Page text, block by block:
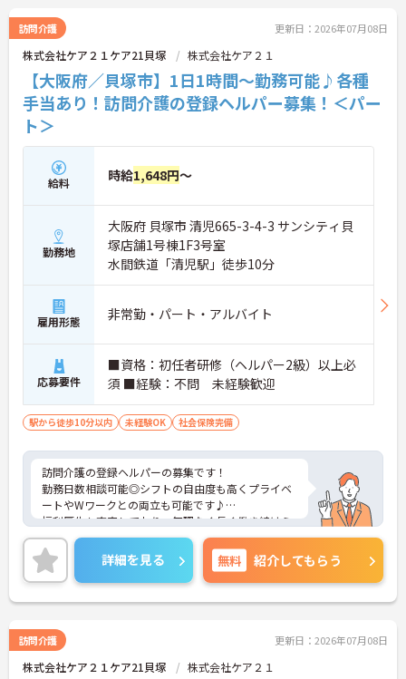
報共有が行われており、一人での訪問時も即座にチ
ームへ相談できる万全のバックアップ体制が敷かれ
ています。給与面では、固定給と成果給からライフ
スタイルに合わせて選択が可能です。資格取得支援
を活用した管理職へのキャリアパスも明確であり、
有資格者の皆様が安心して長期的に専門性を高めて
いける環境です。
◆兵庫・大阪の関西と東京を中心に在宅介護に特化
した事業所を展開！ケアマネジャー、訪問介護員、
看護師、セラピスト、福祉用具専門相談員等の専門
職が連携をしてチームケアを提供しています。
◆正社員比率は9割以上、20代のスタッフを中心に5
0代までの幅広い年代が活躍されています。
◆ITを活用して業務効率化を図っています。
◆介護、看護、リハビリ等の専門職がチームとして
連携。一人での訪問時もチャットツールで即座に相
談できるほか、全車にドライブレコーダーを完備す
◆ライフスタイルに合わせて固定給と成果給から選
択が可能。資格取得支援を活用した管理職へのステ
ップアップなどキャリアパスも明確で、有資格者と
す。
訪問介護 更新日：2026年07月08日
株式会社ケア２１ケア21貝塚 株式会社ケア２１
【大阪府／貝塚市】1日1時間～勤務可能♪各種
手当あり！訪問介護の登録ヘルパー募集！＜パー
ト＞
給料 時給1,648円～
勤務地
大阪府 貝塚市 清児665-3-4-3 サンシティ貝
塚店舗1号棟1F3号室
水間鉄道「清児駅」徒歩10分
雇用形態 非常勤・パート・アルバイト
応募要件
■資格：初任者研修（ヘルパー2級）以上必
須 ■経験：不問 未経験歓迎
駅から徒歩10分以内 未経験OK 社会保険完備
訪問介護の登録ヘルパーの募集です！
勤務日数相談可能◎シフトの自由度も高くプライベ
ートやWワークとの両立も可能です♪
福利厚生も充実しており、無理なく長く働き続けら
れる職場です。
ご興味のある方には、面接対策ポイントなどさらに
詳細をお話いたしますので、お気軽にご相談くださ
い。
詳細を見る 無料 紹介してもらう
訪問介護 更新日：2026年07月08日
株式会社ケア２１ケア21貝塚 株式会社ケア２１